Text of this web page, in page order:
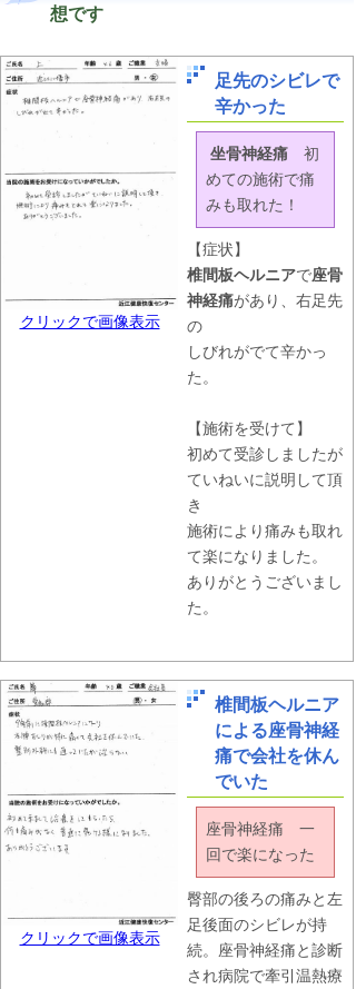
想です
クリックで画像表示
足先のシビレで
辛かった
坐骨神経痛 初
めての施術で痛
みも取れた！
【症状】
椎間板ヘルニアで座骨
神経痛があり、右足先
の
しびれがでて辛かっ
た。
【施術を受けて】
初めて受診しましたが
ていねいに説明して頂
き
施術により痛みも取れ
て楽になりました。
ありがとうございまし
た。
クリックで画像表示
椎間板ヘルニア
による座骨神経
痛で会社を休ん
でいた
座骨神経痛 一
回で楽になった
臀部の後ろの痛みと左
足後面のシビレが持
続。座骨神経痛と診断
され病院で牽引温熱療